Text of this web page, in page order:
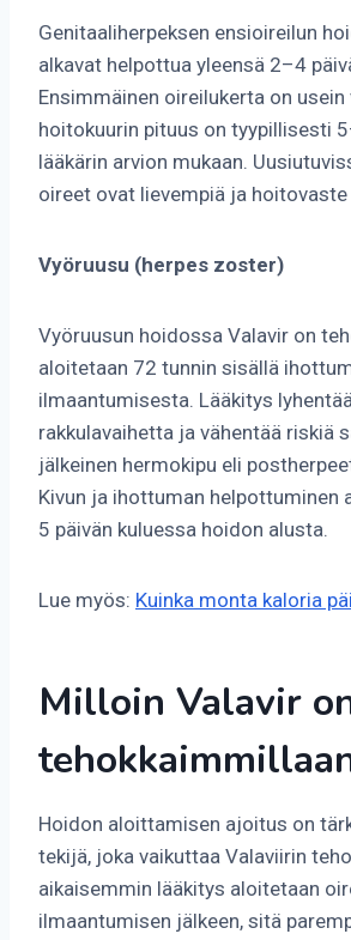
Genitaaliherpeksen ensioireilun
alkavat helpottua yleensä 2–4
Ensimmäinen oireilukerta on usein
hoitokuurin pituus on tyypillisesti
lääkärin arvion mukaan.
oireet ovat lievempiä ja hoitovaste
Vyöruusu (herpes zoster)
Vyöruusun hoidossa Valavir on
aloitetaan 72 tunnin sisällä
ilmaantumisesta. Lääkitys
rakkulavaihetta ja vähentää riskiä
jälkeinen hermokipu eli
Kivun ja ihottuman helpottuminen
5 päivän kuluessa hoidon alusta.
Lue myös: Kuinka monta kaloria
Milloin Valavir
Hoidon aloittamisen ajoitus on
tekijä, joka vaikuttaa Valaviirin
aikaisemmin lääkitys aloitetaan
ilmaantumisen jälkeen, sitä